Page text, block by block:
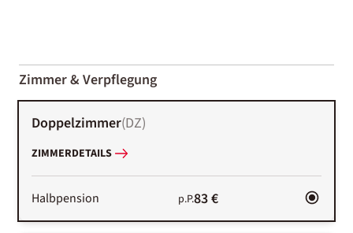
01-02
Zimmer & Verpflegung
Doppelzimmer(DZ)
ZIMMERDETAILS
Halbpension p.P.83 €